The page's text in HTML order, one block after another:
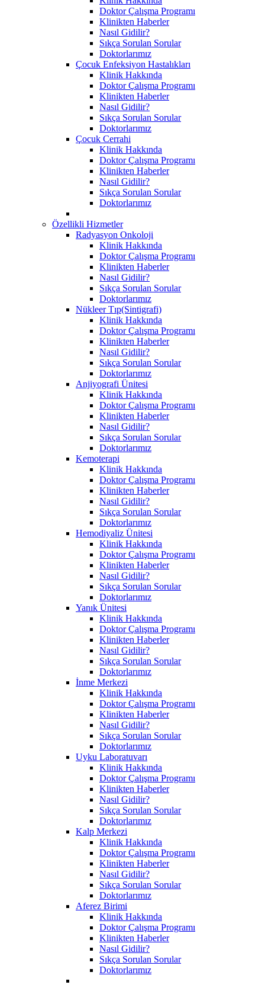
Doktor Çalışma Programı
Klinikten Haberler
Nasıl Gidilir?
Sıkça Sorulan Sorular
Doktorlarımız
Çocuk Enfeksiyon Hastalıkları
Klinik Hakkında
Doktor Çalışma Programı
Klinikten Haberler
Nasıl Gidilir?
Sıkça Sorulan Sorular
Doktorlarımız
Çocuk Cerrahi
Klinik Hakkında
Doktor Çalışma Programı
Klinikten Haberler
Nasıl Gidilir?
Sıkça Sorulan Sorular
Doktorlarımız
Özellikli Hizmetler
Radyasyon Onkoloji
Klinik Hakkında
Doktor Çalışma Programı
Klinikten Haberler
Nasıl Gidilir?
Sıkça Sorulan Sorular
Doktorlarımız
Nükleer Tıp(Sintigrafi)
Klinik Hakkında
Doktor Çalışma Programı
Klinikten Haberler
Nasıl Gidilir?
Sıkça Sorulan Sorular
Doktorlarımız
Anjiyografi Ünitesi
Klinik Hakkında
Doktor Çalışma Programı
Klinikten Haberler
Nasıl Gidilir?
Sıkça Sorulan Sorular
Doktorlarımız
Kemoterapi
Klinik Hakkında
Doktor Çalışma Programı
Klinikten Haberler
Nasıl Gidilir?
Sıkça Sorulan Sorular
Doktorlarımız
Hemodiyaliz Ünitesi
Klinik Hakkında
Doktor Çalışma Programı
Klinikten Haberler
Nasıl Gidilir?
Sıkça Sorulan Sorular
Doktorlarımız
Yanık Ünitesi
Klinik Hakkında
Doktor Çalışma Programı
Klinikten Haberler
Nasıl Gidilir?
Sıkça Sorulan Sorular
Doktorlarımız
İnme Merkezi
Klinik Hakkında
Doktor Çalışma Programı
Klinikten Haberler
Nasıl Gidilir?
Sıkça Sorulan Sorular
Doktorlarımız
Uyku Laboratuvarı
Klinik Hakkında
Doktor Çalışma Programı
Klinikten Haberler
Nasıl Gidilir?
Sıkça Sorulan Sorular
Doktorlarımız
Kalp Merkezi
Klinik Hakkında
Doktor Çalışma Programı
Klinikten Haberler
Nasıl Gidilir?
Sıkça Sorulan Sorular
Doktorlarımız
Aferez Birimi
Klinik Hakkında
Doktor Çalışma Programı
Klinikten Haberler
Nasıl Gidilir?
Sıkça Sorulan Sorular
Doktorlarımız